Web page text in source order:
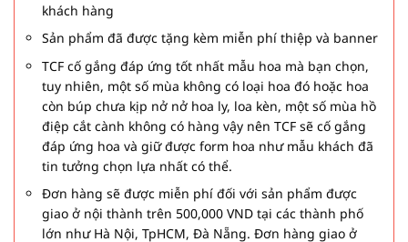
khách hàng
Sản phẩm đã được tặng kèm miễn phí thiệp và banner
TCF cố gắng đáp ứng tốt nhất mẫu hoa mà bạn chọn,
tuy nhiên, một số mùa không có loại hoa đó hoặc hoa
còn búp chưa kịp nở nở hoa ly, loa kèn, một số mùa hồ
điệp cắt cành không có hàng vậy nên TCF sẽ cố gắng
đáp ứng hoa và giữ được form hoa như mẫu khách đã
tin tưởng chọn lựa nhất có thể.
Đơn hàng sẽ được miễn phí đối với sản phẩm được
giao ở nội thành trên 500,000 VND tại các thành phố
lớn như Hà Nội, TpHCM, Đà Nẵng. Đơn hàng giao ở